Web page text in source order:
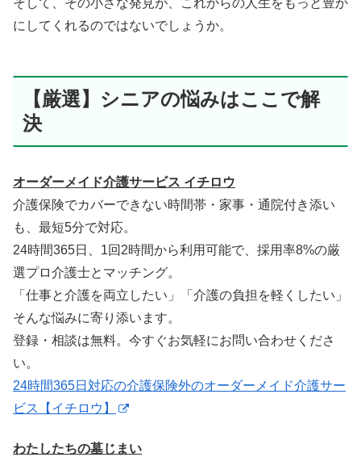
にしてくれるのではないでしょうか。
【厳選】シニアの悩みはここで解
決
オーダーメイド介護サービス イチロウ
介護保険でカバーできない時間帯・家事・通院付き添い
も、最短5分で対応。
24時間365日、1回2時間から利用可能で、採用率8%の厳
選プロ介護士とマッチング。
「仕事と介護を両立したい」「介護の負担を軽くしたい」
そんな悩みに寄り添います。
登録・相談は無料。今すぐお気軽にお問い合わせくださ
い。
24時間365日対応の介護保険外のオーダーメイド介護サー
ビス【イチロウ】
わたしたちの墓じまい